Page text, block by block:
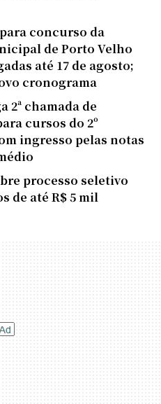
concurso da
de Porto Velho
até 17 de agosto;
cronograma
2ª chamada de
cursos do 2º
ingresso pelas notas
processo seletivo
de até R$ 5 mil